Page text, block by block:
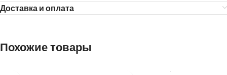
Доставка и оплата
Похожие товары